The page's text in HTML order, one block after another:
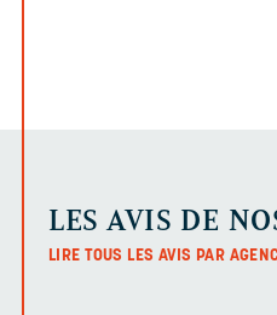
LES AVIS DE
LIRE TOUS LES AVIS PAR